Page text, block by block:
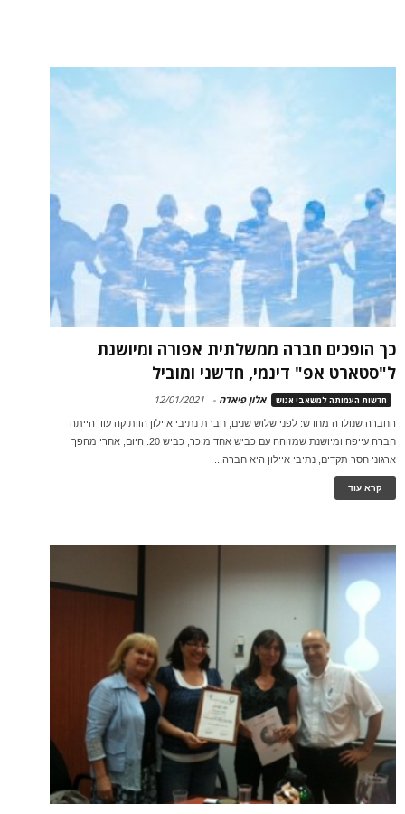
כך הופכים חברה ממשלתית אפורה ומיושנת
ל"סטארט אפ" דינמי, חדשני ומוביל
חדשות העמותה למשאבי אנוש אלון פיאדה -
12/01/2021
החברה שנולדה מחדש: לפני שלוש שנים, חברת נתיבי איילון הוותיקה עוד הייתה
חברה עייפה ומיושנת שמזוהה עם כביש אחד מוכר, כביש 20. היום, אחרי מהפך
ארגוני חסר תקדים, נתיבי איילון היא חברה...
קרא עוד